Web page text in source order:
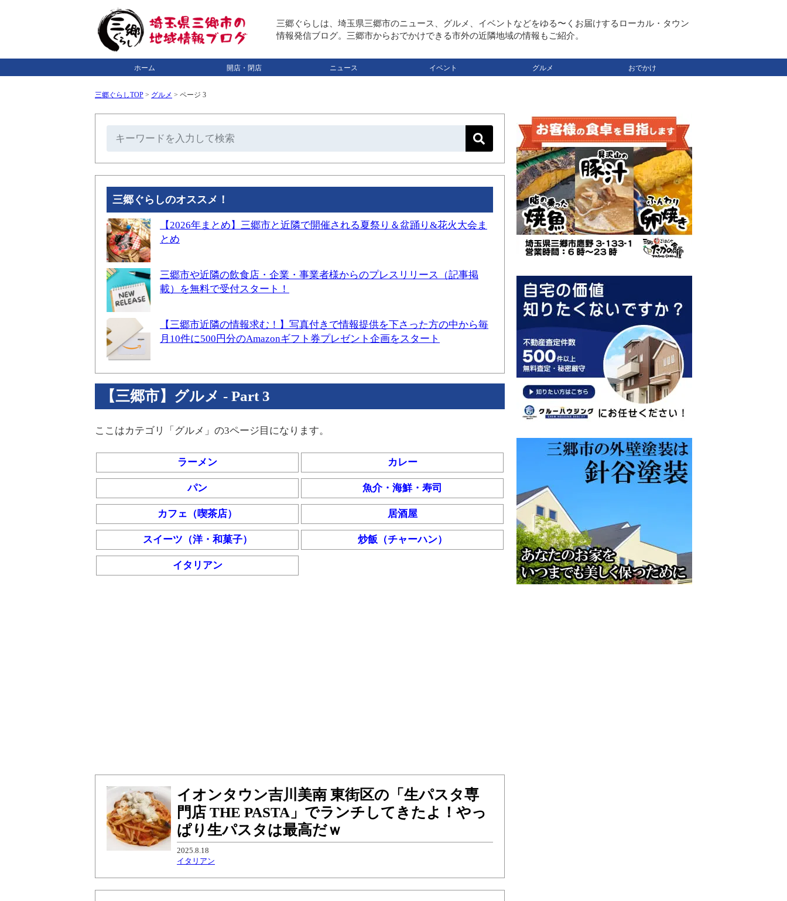
三郷ぐらしは、埼玉県三郷市のニュース、グルメ、イベントなどをゆる〜くお届けするローカル・タウン
情報発信ブログ。三郷市からおでかけできる市外の近隣地域の情報もご紹介。
ホーム 開店・閉店 ニュース イベント グルメ おでかけ
三郷ぐらしTOP > グルメ > ページ 3
三郷ぐらしのオススメ！
【2026年まとめ】三郷市と近隣で開催される夏祭り＆盆踊り&花火大会ま
とめ
三郷市や近隣の飲食店・企業・事業者様からのプレスリリース（記事掲
載）を無料で受付スタート！
【三郷市近隣の情報求む！】写真付きで情報提供を下さった方の中から毎
月10件に500円分のAmazonギフト券プレゼント企画をスタート
【三郷市】グルメ - Part 3
ここはカテゴリ「グルメ」の3ページ目になります。
ラーメン カレー
パン 魚介・海鮮・寿司
カフェ（喫茶店） 居酒屋
スイーツ（洋・和菓子） 炒飯（チャーハン）
イタリアン
イオンタウン吉川美南 東街区の「生パスタ専
門店 THE PASTA」でランチしてきたよ！やっ
ぱり生パスタは最高だｗ
2025.8.18
イタリアン